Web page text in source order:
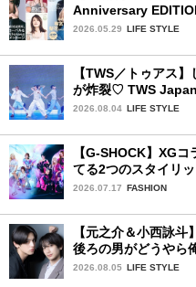
Anniversary
2026.05.29 LIFE STYLE
【TWS／トゥアス
が炸裂♡ TWS
記念SPECIAL
2026.08.04 LIFE STYLE
【G-SHOCK】XG
てる2つのスタイリ
2026.07.17 FASHION
【元之介＆小西詠
後ろの男がどうやら
タビュー♡ 「自然と
2026.08.05 LIFE STYLE